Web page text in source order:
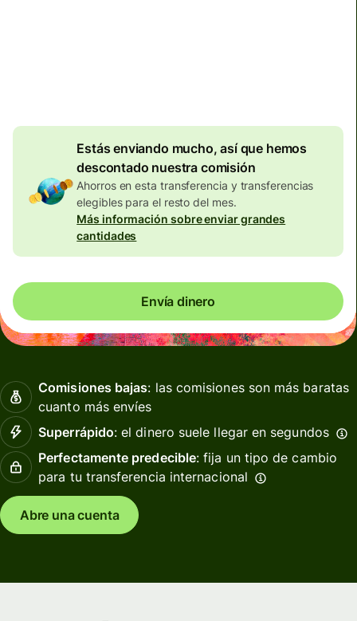
Estás enviando mucho, así que hemos
descontado nuestra comisión
Ahorros en esta transferencia y transferencias
elegibles para el resto del mes.
Más información sobre enviar grandes
cantidades
Envía dinero
Comisiones bajas: las comisiones son más baratas
cuanto más envíes
Superrápido: el dinero suele llegar en segundos
Perfectamente predecible: fija un tipo de cambio
para tu transferencia internacional
Abre una cuenta